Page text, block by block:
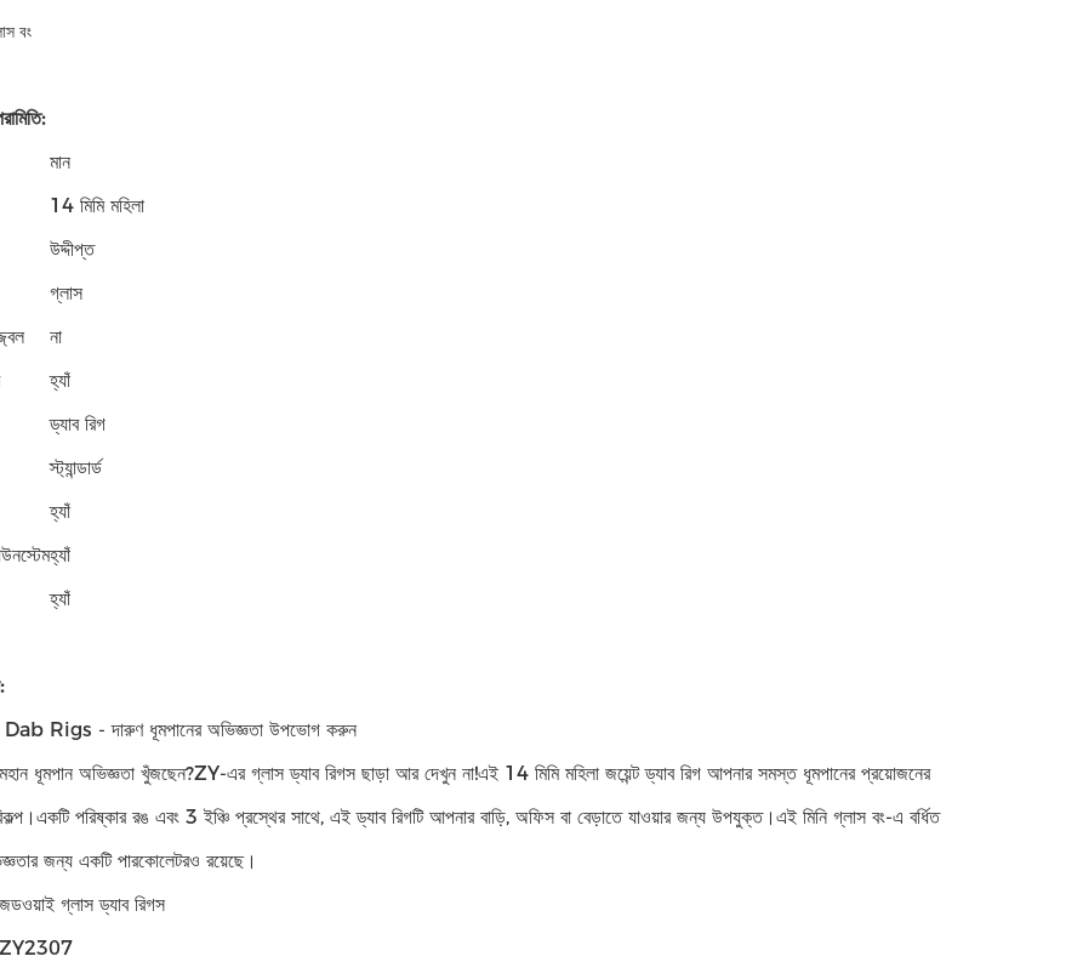
বং
মান
14 মিমি মহিলা
উদ্দীপ্ত
গ্লাস
না
হ্যাঁ
ড্যাব রিগ
স্ট্যান্ডার্ড
হ্যাঁ
হ্যাঁ
হ্যাঁ
Rigs - দারুণ ধূমপানের অভিজ্ঞতা উপভোগ করুন
ধূমপান অভিজ্ঞতা খুঁজছেন?ZY-এর গ্লাস ড্যাব রিগস ছাড়া আর দেখুন না!এই 14 মিমি মহিলা জয়েন্ট ড্যাব রিগ আপনার সমস্ত ধূমপানের প্রয়োজনের
পরিষ্কার রঙ এবং 3 ইঞ্চি প্রস্থের সাথে, এই ড্যাব রিগটি আপনার বাড়ি, অফিস বা বেড়াতে যাওয়ার জন্য উপযুক্ত।এই মিনি গ্লাস বং-এ বর্ধিত
জন্য একটি পারকোলেটরও রয়েছে।
গ্লাস ড্যাব রিগস
ZY2307